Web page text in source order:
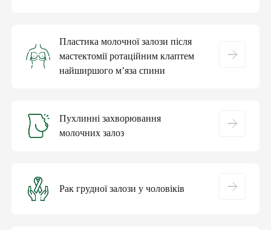
Пластика молочної залози після
мастектомії ротаційним клаптем
найширшого м’яза спини
Пухлинні захворювання
молочних залоз
Рак грудної залози у чоловіків